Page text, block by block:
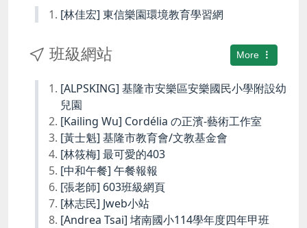
[林佳宏] 東信樂園環境教育學習網
More
班級網站
[ALPSKING] 基隆市安樂區安樂國民小學附設幼
兒園
[Kailing Wu] Cordélia の正濱-藝術工作室
[黃士魁] 基隆市教育會/文教基金會
[林筱梅] 最可愛的403
[中和午餐] 午餐報報
[張老師] 603班級網頁
[林志民] Jweb小站
[Andrea Tsai] 堵南國小114學年度四年甲班